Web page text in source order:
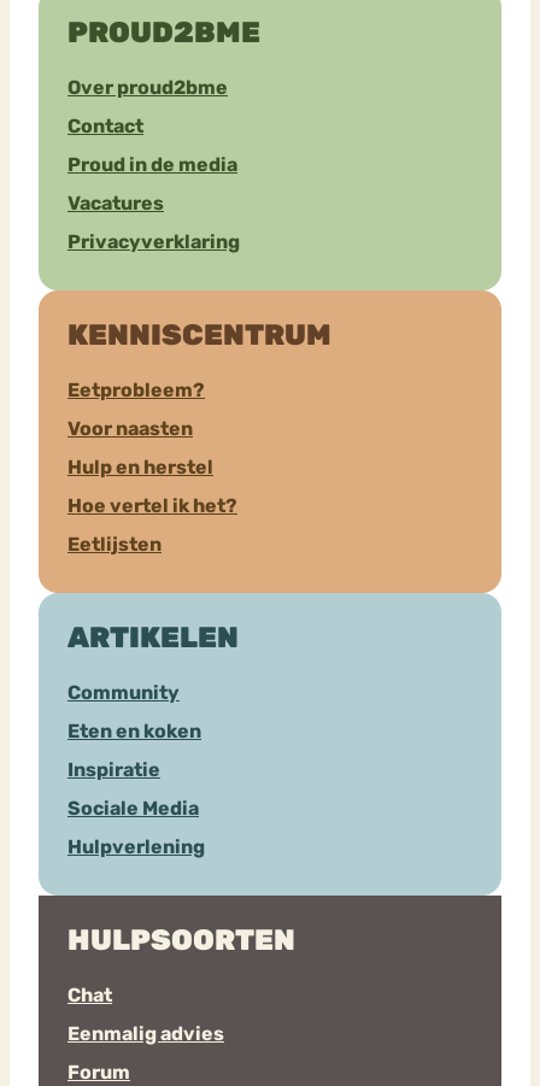
PROUD2BME
Over proud2bme
Contact
Proud in de media
Vacatures
Privacyverklaring
KENNISCENTRUM
Eetprobleem?
Voor naasten
Hulp en herstel
Hoe vertel ik het?
Eetlijsten
ARTIKELEN
Community
Eten en koken
Inspiratie
Sociale Media
Hulpverlening
HULPSOORTEN
Chat
Eenmalig advies
Forum